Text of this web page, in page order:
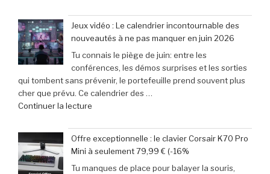
des
passionnés
de
jeux
vidéo
en
Afrique »
31
mai
2026
:
29
escapades
incontournables
votre
week-
end »
Jeux vidéo : Le calendrier incontournable des
nouveautés à ne pas manquer en juin 2026
Tu connais le piège de juin: entre les
conférences, les démos surprises et les sorties
qui tombent sans prévenir, le portefeuille prend souvent plus
cher que prévu. Ce calendrier des …
Continuer la lecture
vidéo
:
Le
calendrier
Offre exceptionnelle : le clavier Corsair K70 Pro
Mini à seulement 79,99 € (-16%
Tu manques de place pour balayer la souris,